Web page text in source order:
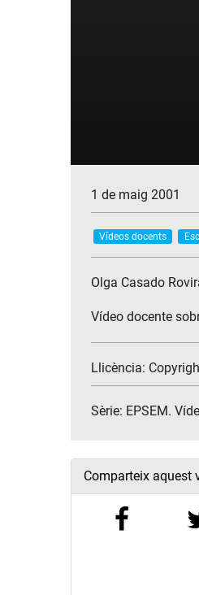
1 de maig 2001
Vídeos docents
Olga Casado
Vídeo docente
Llicència:
Sèrie: EPSEM.
Comparteix aquest